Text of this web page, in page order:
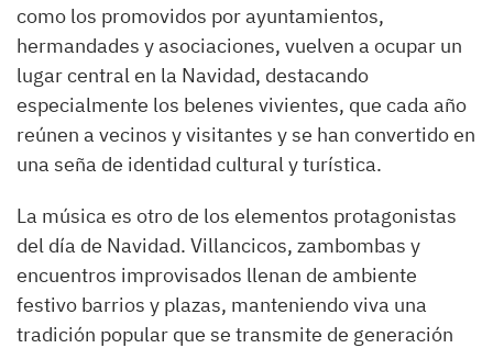
como los promovidos por ayuntamientos,
hermandades y asociaciones, vuelven a ocupar un
lugar central en la Navidad, destacando
especialmente los belenes vivientes, que cada año
reúnen a vecinos y visitantes y se han convertido en
una seña de identidad cultural y turística.
La música es otro de los elementos protagonistas
del día de Navidad. Villancicos, zambombas y
encuentros improvisados llenan de ambiente
festivo barrios y plazas, manteniendo viva una
tradición popular que se transmite de generación